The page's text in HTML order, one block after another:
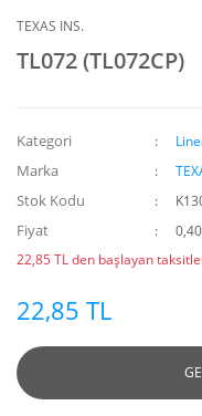
TEXAS INS.
TL072 (TL072CP)
Kategori
Marka
Stok Kodu
Fiyat
22,85 TL den başlayan
22,85 TL